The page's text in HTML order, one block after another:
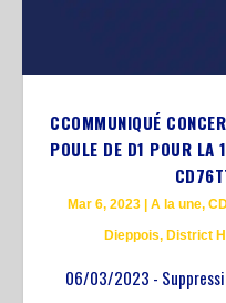
CCOMMUNIQUÉ
POULE DE D1 POUR LA
Mar 6, 2023 | A la une,
Dieppois, District
06/03/2023 -